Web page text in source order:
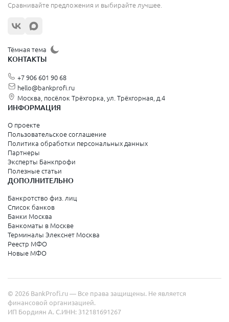
Сравнивайте предложения и выбирайте лучшее.
Тёмная тема
КОНТАКТЫ
+7 906 601 90 68
hello@bankprofi.ru
Москва, посёлок Трёхгорка, ул. Трёхгорная, д.4
ИНФОРМАЦИЯ
О проекте
Пользовательское соглашение
Политика обработки персональных данных
Партнеры
Эксперты Банкпрофи
Полезные статьи
ДОПОЛНИТЕЛЬНО
Банкротство физ. лиц
Список банков
Банки Москва
Банкоматы в Москве
Терминалы Элекснет Москва
Реестр МФО
Новые МФО
© 2026 BankProfi.ru — Все права защищены. Не является
финансовой организацией.
ИП Бордиян А. С. ИНН: 312181691267